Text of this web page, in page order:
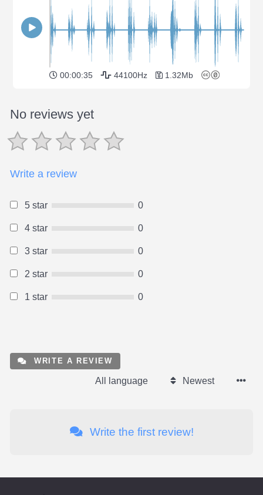
00:00:35 44100Hz 1.32Mb
No reviews yet
Write a review
5 star 0
4 star 0
3 star 0
2 star 0
1 star 0
WRITE A REVIEW
All language Newest
Write the first review!